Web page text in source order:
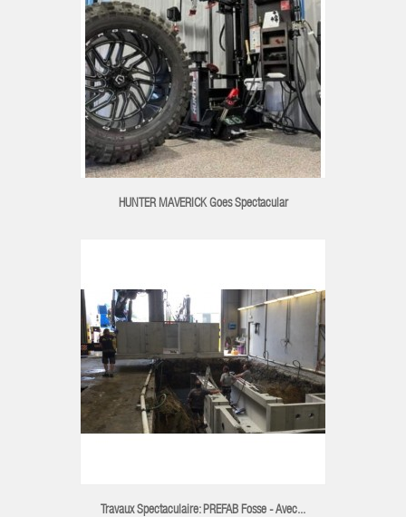
HUNTER MAVERICK Goes Spectacular
Travaux Spectaculaire: PREFAB Fosse - Avec...